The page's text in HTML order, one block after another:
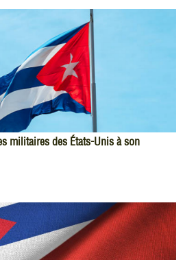
militaires des États-Unis à son